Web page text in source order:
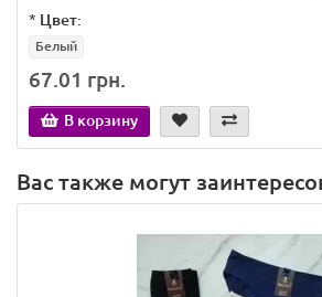
* Цвет:
Белый
67.01 грн.
В корзину
Вас также могут